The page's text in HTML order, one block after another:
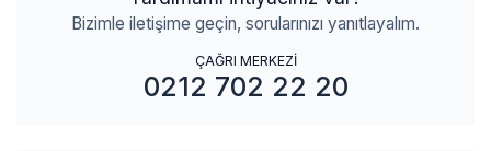
Bizimle iletişime geçin, sorularınızı yanıtlayalım.
ÇAĞRI MERKEZİ
0212 702 22 20